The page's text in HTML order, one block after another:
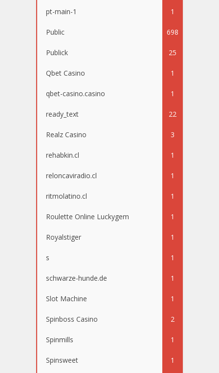
pt-main-1 1
Public 698
Publick 25
Qbet Casino 1
qbet-casino.casino 1
ready_text 22
Realz Casino 3
rehabkin.cl 1
reloncaviradio.cl 1
ritmolatino.cl 1
Roulette Online Luckygem 1
Royalstiger 1
s 1
schwarze-hunde.de 1
Slot Machine 1
Spinboss Casino 2
Spinmills 1
Spinsweet 1